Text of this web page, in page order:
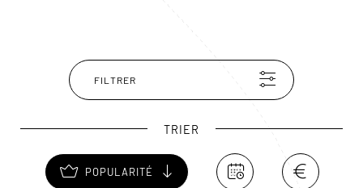
la présence des iguanes, des kangourous et de
nombreux animaux sauvages.
FILTRER
TRIER
POPULARITÉ